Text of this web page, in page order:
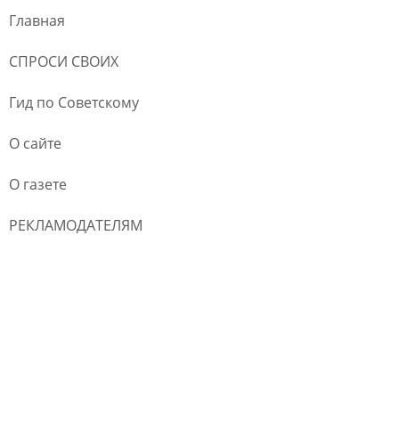
Главная
СПРОСИ СВОИХ
Гид по Советскому
О сайте
О газете
РЕКЛАМОДАТЕЛЯМ